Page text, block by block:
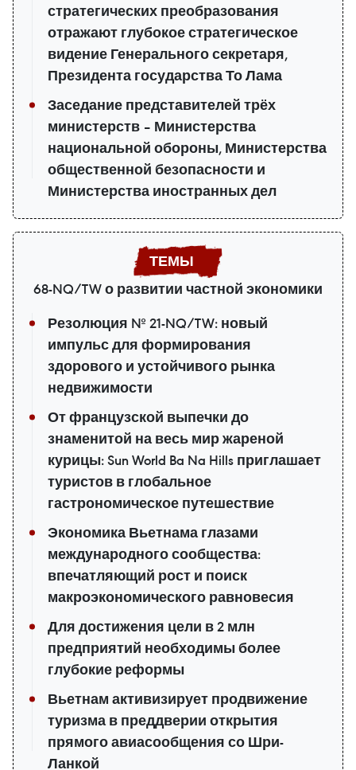
стратегических преобразования
отражают глубокое стратегическое
видение Генерального секретаря,
Президента государства То Лама
Заседание представителей трёх
министерств – Министерства
национальной обороны, Министерства
общественной безопасности и
Министерства иностранных дел
68-NQ/TW о развитии частной экономики
Резолюция № 21-NQ/TW: новый
импульс для формирования
здорового и устойчивого рынка
недвижимости
От французской выпечки до
знаменитой на весь мир жареной
курицы: Sun World Ba Na Hills приглашает
туристов в глобальное
гастрономическое путешествие
Экономика Вьетнама глазами
международного сообщества:
впечатляющий рост и поиск
макроэкономического равновесия
Для достижения цели в 2 млн
предприятий необходимы более
глубокие реформы
Вьетнам активизирует продвижение
туризма в преддверии открытия
прямого авиасообщения со Шри-
Ланкой